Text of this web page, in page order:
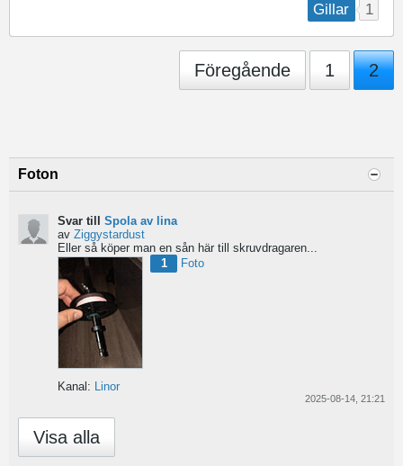
Gillar 1
Föregående 1 2
Foton
Svar till Spola av lina
av Ziggystardust
Eller så köper man en sån här till skruvdragaren...
1
Foto
Kanal: Linor
2025-08-14, 21:21
Visa alla